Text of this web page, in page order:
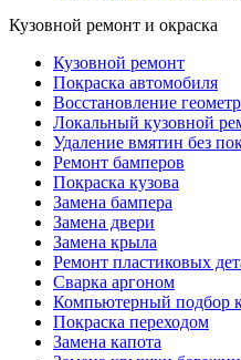
Кузовной ремонт и окраска
Кузовной ремонт
Покраска автомобиля
Восстановление
Локальный кузовной
Удаление вмятин без
Ремонт бамперов
Покраска кузова
Замена бампера
Замена двери
Замена крыла
Ремонт пластиковых
Сварка аргоном
Компьютерный подбор
Покраска переходом
Замена капота